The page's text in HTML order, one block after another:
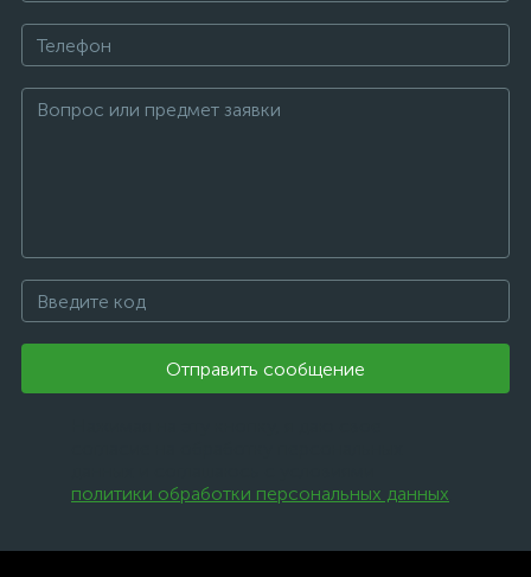
Отправить сообщение
политики обработки персональных данных